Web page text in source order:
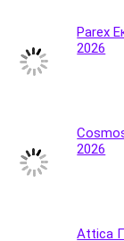
Parex
2026
2026
Attica